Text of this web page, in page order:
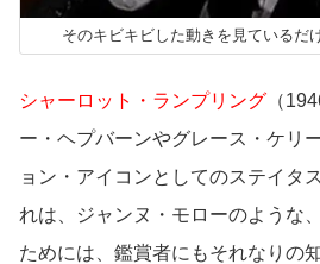
そのキビキビした動きを見ているだ
シャーロット・ランプリング （
ー・ヘプバーンやグレース・ケリ
ョン・アイコンとしてのステイタ
れは、ジャンヌ・モローのような
ためには、鑑賞者にもそれなりの